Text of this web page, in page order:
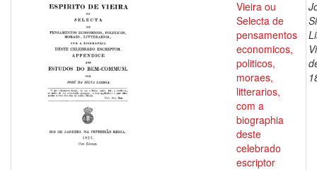
Vieira ou
Selecta de
pensamentos
economicos,
politicos,
moraes,
litterarios,
com a
biographia
deste
celebrado
escriptor